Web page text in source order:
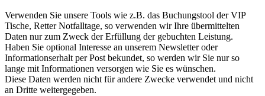
Verwenden Sie unsere Tools wie z.B. das Buchungstool der VIP
Tische, Retter Notfalltage, so verwenden wir Ihre übermittelten
Daten nur zum Zweck der Erfüllung der gebuchten Leistung.
Haben Sie optional Interesse an unserem Newsletter oder
Informationserhalt per Post bekundet, so werden wir Sie nur so
lange mit Informationen versorgen wie Sie es wünschen.
Diese Daten werden nicht für andere Zwecke verwendet und nicht
an Dritte weitergegeben.